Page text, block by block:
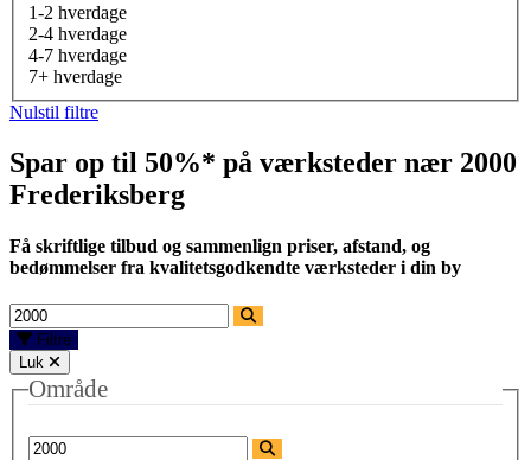
1-2 hverdage
2-4 hverdage
4-7 hverdage
7+ hverdage
Nulstil filtre
Spar op til 50%* på værksteder nær 2000
Frederiksberg
Få skriftlige tilbud og sammenlign priser, afstand, og
bedømmelser fra kvalitetsgodkendte værksteder i din by
Filtre
Luk
Område